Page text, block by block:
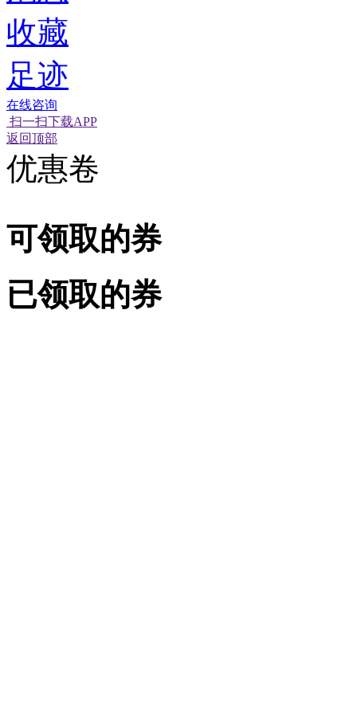
收藏
足迹
在线咨询
扫一扫下载APP
返回顶部
优惠卷
可领取的券
已领取的券